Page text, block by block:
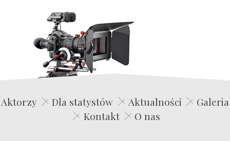
Edwin Film Agencja Aktorska
Aktorzy Dla statystów Aktualności
Galeria
Kontakt
O nas